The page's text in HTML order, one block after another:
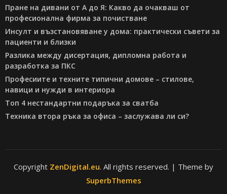
Пране на дивани от А до Я: Какво да очакваш от
професионална фирма за почистване
Инсулт и възстановяване у дома: практически съвети за
пациенти и близки
Разлика между дисертация, дипломна работа и
разработка за ПКС
Професиите и техните типични домове – стилове,
навици и нужди в интериора
Топ 4 нестандартни подаръка за сватба
Техника втора ръка за офиса – заслужава ли си?
Copyright ZenDigital.eu. All rights reserved. | Theme by
SuperbThemes